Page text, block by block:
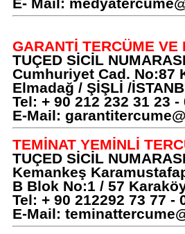
GARANTİ TERCÜME VE
TUÇED SİCİL
Cumhuriyet Cad. No:87
Elmadağ / ŞİŞLİ /
Tel: + 90 212 232 31 23 -
E-Mail:
TEMİNAT YEMİNLİ
TUÇED SİCİL
Kemankeş
B Blok No:1 / 57
Tel: + 90 212292 73 77 -
E-Mail: